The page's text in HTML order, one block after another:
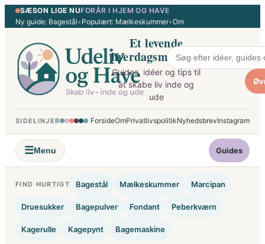
SpringSÆSON LIGE NUFORÅR I HJEM OG HAVE
Ny guide: Bagestål• Populært: Mælkeskummer•Om
Et levende
hverdagsmagasin
Guides, idéer og tips til
at skabe liv inde og
ude
SIDELINJER ForsideOmPrivatlivspolitikNyhedsbrevInstagram
☰Menu Guides
FIND HURTIGT Bagestål Mælkeskummer Marcipan
Druesukker Bagepulver Fondant Peberkværn
Kagerulle Kagepynt Bagemaskine